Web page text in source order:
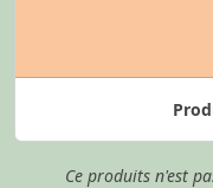
Ce produits n'est